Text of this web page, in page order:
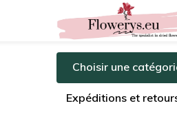
Choisir une
Expéditions et